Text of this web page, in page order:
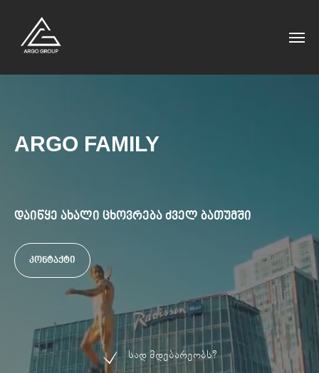
ARGO FAMILY
დაიწყე ახალი ცხოვრება ძველ ბათუმში
კონტაქტი
Სად Მდებარეობს?